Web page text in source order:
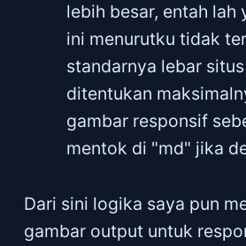
lebih besar, entah lah
ini menurutku tidak
standarnya lebar
ditentukan
gambar responsif
mentok di "md" jika
Dari sini logika saya pun
gambar output untuk